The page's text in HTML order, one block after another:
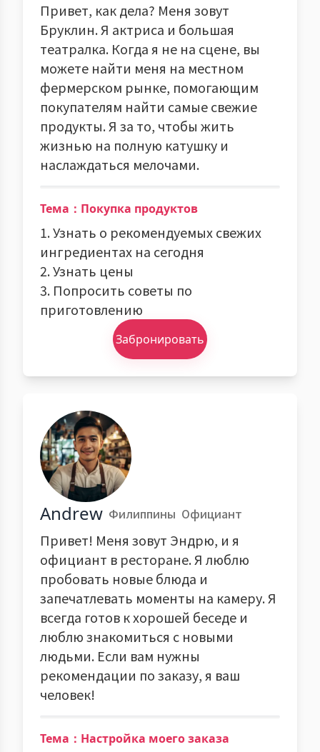
Привет, как дела? Меня зовут
Бруклин. Я актриса и большая
театралка. Когда я не на сцене, вы
можете найти меня на местном
фермерском рынке, помогающим
покупателям найти самые свежие
продукты. Я за то, чтобы жить
жизнью на полную катушку и
наслаждаться мелочами.
Тема：Покупка продуктов
1. Узнать о рекомендуемых свежих
ингредиентах на сегодня
2. Узнать цены
3. Попросить советы по
приготовлению
Забронировать
Andrew Филиппины Официант
Привет! Меня зовут Эндрю, и я
официант в ресторане. Я люблю
пробовать новые блюда и
запечатлевать моменты на камеру. Я
всегда готов к хорошей беседе и
люблю знакомиться с новыми
людьми. Если вам нужны
рекомендации по заказу, я ваш
человек!
Тема：Настройка моего заказа